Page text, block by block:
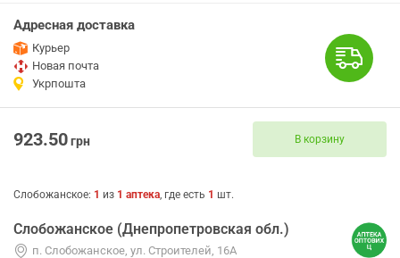
Адресная доставка
Курьер
Новая почта
Укрпошта
923.50грн В корзину
Слобожанское: 1 из 1 аптека, где есть 1 шт.
Слобожанское (Днепропетровская обл.)
п. Слобожанское, ул. Строителей, 16А